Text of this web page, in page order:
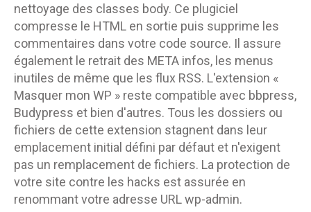
nettoyage des classes body. Ce plugiciel
compresse le HTML en sortie puis supprime les
commentaires dans votre code source. Il assure
également le retrait des META infos, les menus
inutiles de même que les flux RSS. L'extension «
Masquer mon WP » reste compatible avec bbpress,
Budypress et bien d'autres. Tous les dossiers ou
fichiers de cette extension stagnent dans leur
emplacement initial défini par défaut et n'exigent
pas un remplacement de fichiers. La protection de
votre site contre les hacks est assurée en
renommant votre adresse URL wp-admin.